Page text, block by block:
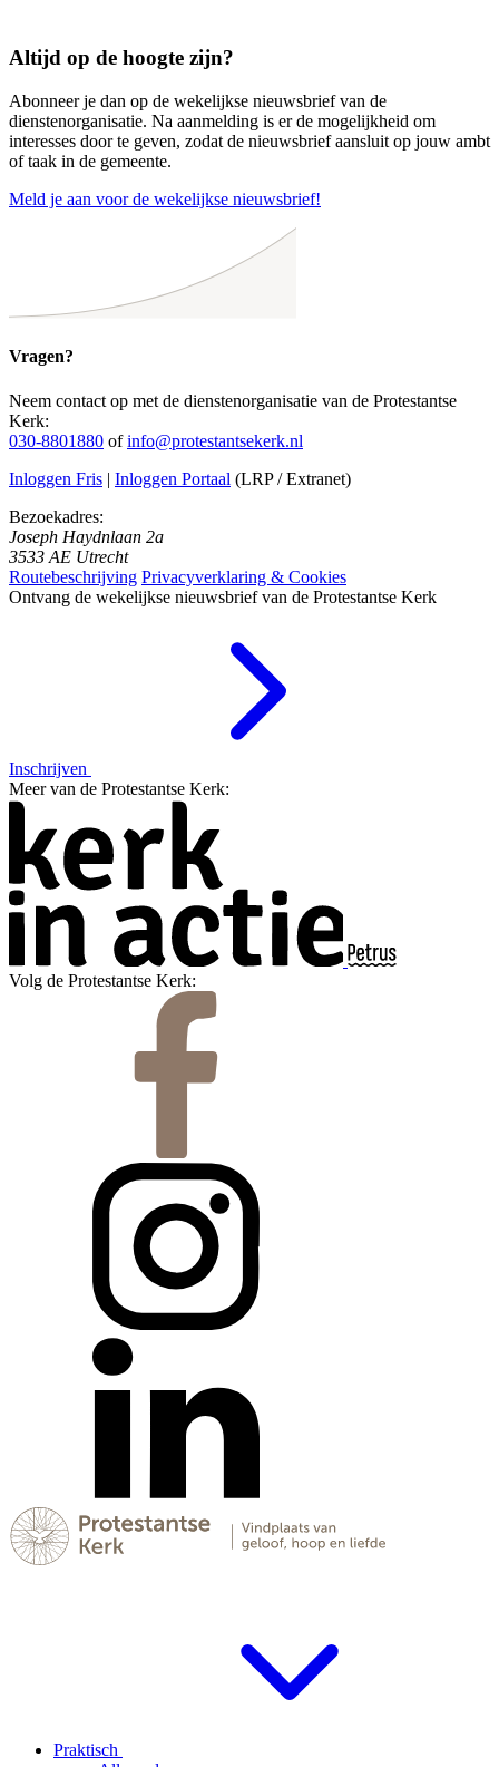
Altijd op de hoogte zijn?
Abonneer je dan op de wekelijkse nieuwsbrief van de
dienstenorganisatie. Na aanmelding is er de mogelijkheid om
interesses door te geven, zodat de nieuwsbrief aansluit op jouw ambt
of taak in de gemeente.
Meld je aan voor de wekelijkse nieuwsbrief!
Vragen?
Neem contact op met de dienstenorganisatie van de Protestantse
Kerk:
030-8801880 ofinfo@protestantsekerk.nl
Inloggen Fris | Inloggen Portaal (LRP / Extranet)
Bezoekadres:
Joseph Haydnlaan 2a
3533 AE Utrecht
Routebeschrijving Privacyverklaring & Cookies
Ontvang de wekelijkse nieuwsbrief van de Protestantse Kerk
Inschrijven
Meer van de Protestantse Kerk:
Volg de Protestantse Kerk:
Praktisch